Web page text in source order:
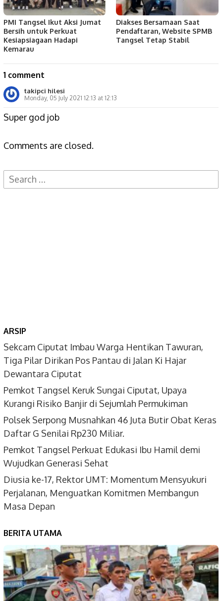
PMI Tangsel Ikut Aksi Jumat
Bersih untuk Perkuat
Kesiapsiagaan Hadapi
Kemarau
Diakses Bersamaan Saat
Pendaftaran, Website SPMB
Tangsel Tetap Stabil
1 comment
takipci hilesi
Monday, 05 July 2021 12:13 at 12:13
Super god job
Comments are closed.
Search
for:
ARSIP
Sekcam Ciputat Imbau Warga Hentikan Tawuran,
Tiga Pilar Dirikan Pos Pantau di Jalan Ki Hajar
Dewantara Ciputat
Pemkot Tangsel Keruk Sungai Ciputat, Upaya
Kurangi Risiko Banjir di Sejumlah Permukiman
Polsek Serpong Musnahkan 46 Juta Butir Obat Keras
Daftar G Senilai Rp230 Miliar.
Pemkot Tangsel Perkuat Edukasi Ibu Hamil demi
Wujudkan Generasi Sehat
Diusia ke-17, Rektor UMT: Momentum Mensyukuri
Perjalanan, Menguatkan Komitmen Membangun
Masa Depan
BERITA UTAMA